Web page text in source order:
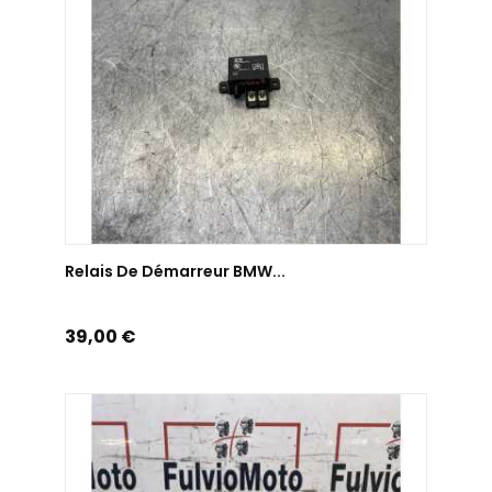
AJOUTER AU PANIER
Relais De Démarreur BMW...
Prix
39,00 €